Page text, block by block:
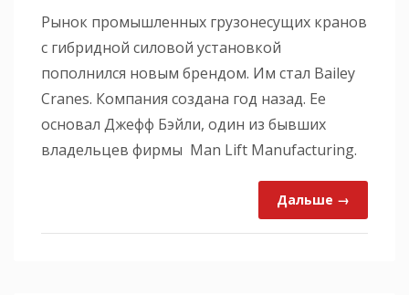
Рынок промышленных грузонесущих кранов
с гибридной силовой установкой
пополнился новым брендом. Им стал Bailey
Cranes. Компания создана год назад. Ее
основал Джефф Бэйли, один из бывших
владельцев фирмы Man Lift Manufacturing.
Дальше →